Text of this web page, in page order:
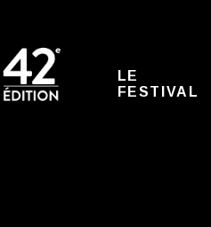
LE
FESTIVAL